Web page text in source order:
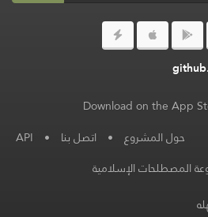
حول المشروع • اتصل بنا •
API
المصطلحات الإسلامية